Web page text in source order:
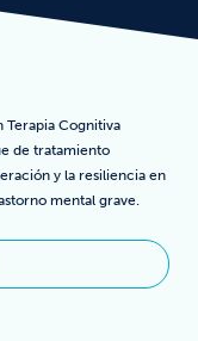
Terapia Cognitiva
de tratamiento
y la resiliencia en
mental grave.